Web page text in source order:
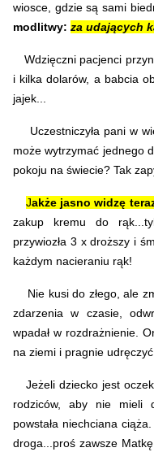
wiosce, gdzie są sami
modlitwy: za udających
Wdzięczni pacjenci
i kilka dolarów, a babcia
jajek...
Uczestniczyła pani w
może wytrzymać jednego
pokoju na świecie? Tak
Jakże jasno widzę
zakup kremu do
przywiozła 3 x droższy i
każdym nacieraniu rąk!
Nie kusi do złego, ale
zdarzenia w czasie,
wpadał w rozdrażnienie.
na ziemi i pragnie
Jeżeli dziecko jest
rodziców, aby nie mieli
powstała niechciana
droga...proś zawsze